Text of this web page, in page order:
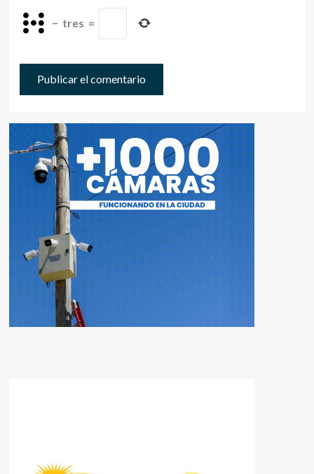
− tres =